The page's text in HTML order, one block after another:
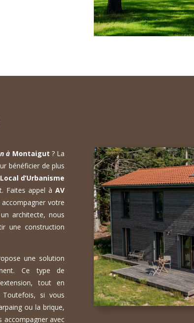
à Montaigut ? La
bénéficier de plus
d’Urbanisme
Faites appel àAV
votre
architecte, nous
une construction
une solution
Ce type de
tout en
Toutefois, si vous
ou la brique,
avec